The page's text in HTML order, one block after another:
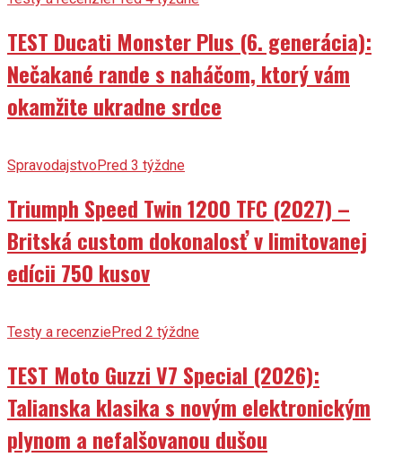
TEST Ducati Monster Plus (6. generácia):
Nečakané rande s naháčom, ktorý vám
okamžite ukradne srdce
SpravodajstvoPred 3 týždne
Triumph Speed Twin 1200 TFC (2027) –
Britská custom dokonalosť v limitovanej
edícii 750 kusov
Testy a recenziePred 2 týždne
TEST Moto Guzzi V7 Special (2026):
Talianska klasika s novým elektronickým
plynom a nefalšovanou dušou